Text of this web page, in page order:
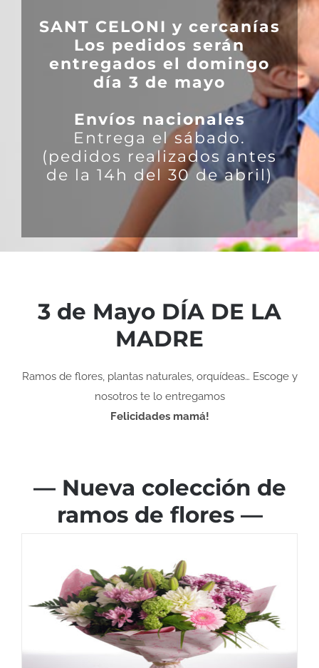
SANT CELONI y cercanías
Los pedidos serán
entregados el domingo
día 3 de mayo
Envíos nacionales
Entrega el sábado.
(pedidos realizados antes
de la 14h del 30 de abril)
3 de Mayo DÍA DE LA
MADRE
Ramos de flores, plantas naturales, orquídeas… Escoge y
nosotros te lo entregamos
Felicidades mamá!
— Nueva colección de
ramos de flores —